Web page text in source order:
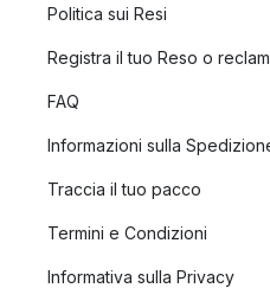
Politica sui Resi
Registra il tuo Reso o
FAQ
Informazioni sulla
Traccia il tuo pacco
Termini e Condizioni
Informativa sulla Privacy